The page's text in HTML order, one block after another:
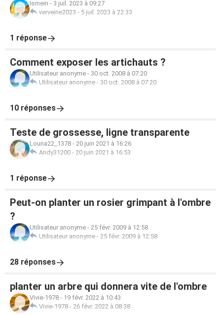
Ismein - 3 juil. 2023 à 09:27
verveine2023 - 5 juil. 2023 à 22:33
1 réponse
Comment exposer les artichauts ?
Utilisateur anonyme - 30 oct. 2008 à 07:20
Utilisateur anonyme - 30 oct. 2008 à 07:20
10 réponses
Teste de grossesse, ligne transparente
Louna22_1378 - 20 juin 2021 à 16:26
Andy31200 - 20 juin 2021 à 16:53
1 réponse
Peut-on planter un rosier grimpant à l'ombre
?
Utilisateur anonyme - 25 févr. 2009 à 12:58
Utilisateur anonyme - 25 févr. 2009 à 12:58
28 réponses
planter un arbre qui donnera vite de l'ombre
Vivie-1978 - 19 févr. 2022 à 10:43
Vivie-1978 - 26 févr. 2022 à 08:38